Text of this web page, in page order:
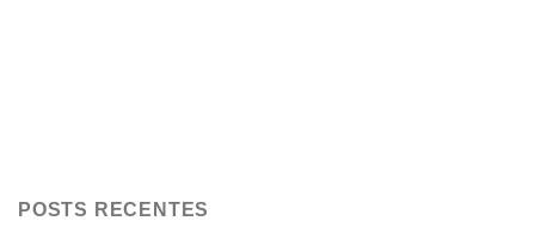
POSTS RECENTES